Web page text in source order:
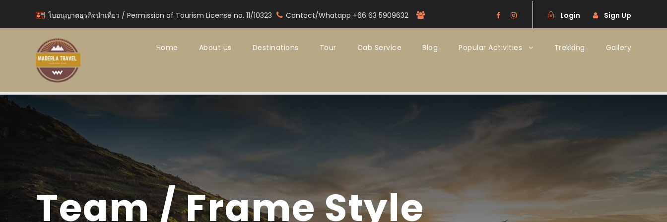
ใบอนุญาตธุรกิจนำเที่ยว / Permission of Tourism License no. 11/10323 Contact/Whatapp +66 63 5909632 Login Sign Up
Home About us Destinations Tour Cab Service Blog Popular Activities Trekking Gallery
Team / Frame Style